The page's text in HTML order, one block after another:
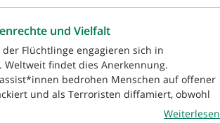
und Vielfalt
Flüchtlinge engagieren sich in
findet dies Anerkennung.
bedrohen Menschen auf offener
und als Terroristen diffamiert, obwohl
Weiterlesen